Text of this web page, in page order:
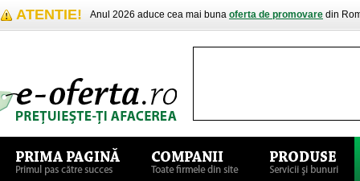
ATENTIE! Anul 2026 aduce cea mai buna oferta de promovare din